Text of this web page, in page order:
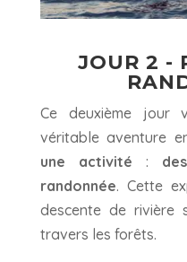
JOUR 2 -
Ce deuxième jour
véritable aventure
une activité :
randonnée. Cette
descente de rivière
travers les forêts.